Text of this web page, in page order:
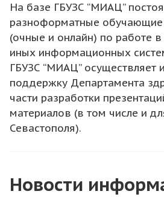
На базе ГБУЗС “МИАЦ”
разноформатные обучающие
(очные и онлайн) по работе
иных информационных
ГБУЗС “МИАЦ”
поддержку Департамента
части разработки
материалов (в том числе и
Севастополя).
Новости